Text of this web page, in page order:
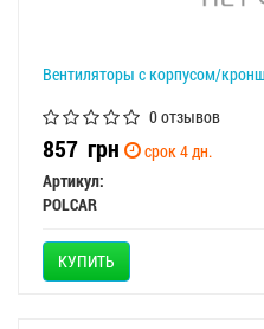
Вентиляторы с корпусом/
0 отзывов
857 грн
срок 4 дн.
Артикул:
POLCAR
КУПИТЬ